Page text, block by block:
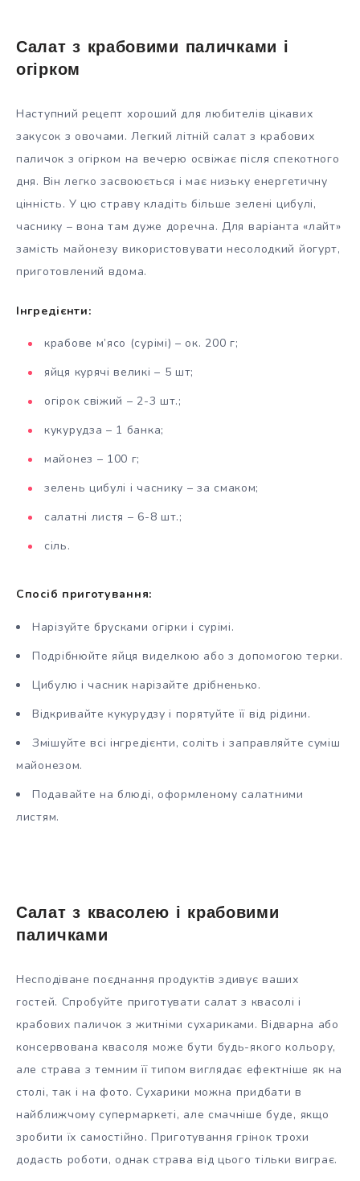
Салат з крабовими паличками і
огірком
Наступний рецепт хороший для любителів цікавих
закусок з овочами. Легкий літній салат з крабових
паличок з огірком на вечерю освіжає після спекотного
дня. Він легко засвоюється і має низьку енергетичну
цінність. У цю страву кладіть більше зелені цибулі,
часнику – вона там дуже доречна. Для варіанта «лайт»
замість майонезу використовувати несолодкий йогурт,
приготовлений вдома.
Інгредієнти:
крабове м’ясо (сурімі) – ок. 200 г;
яйця курячі великі – 5 шт;
огірок свіжий – 2-3 шт.;
кукурудза – 1 банка;
майонез – 100 г;
зелень цибулі і часнику – за смаком;
салатні листя – 6-8 шт.;
сіль.
Спосіб приготування:
Нарізуйте брусками огірки і сурімі.
Подрібнюйте яйця виделкою або з допомогою терки.
Цибулю і часник нарізайте дрібненько.
Відкривайте кукурудзу і порятуйте її від рідини.
Змішуйте всі інгредієнти, соліть і заправляйте суміш
майонезом.
Подавайте на блюді, оформленому салатними
листям.
Салат з квасолею і крабовими
паличками
Несподіване поєднання продуктів здивує ваших
гостей. Спробуйте приготувати салат з квасолі і
крабових паличок з житніми сухариками. Відварна або
консервована квасоля може бути будь-якого кольору,
але страва з темним її типом виглядає ефектніше як на
столі, так і на фото. Сухарики можна придбати в
найближчому супермаркеті, але смачніше буде, якщо
зробити їх самостійно. Приготування грінок трохи
додасть роботи, однак страва від цього тільки виграє.